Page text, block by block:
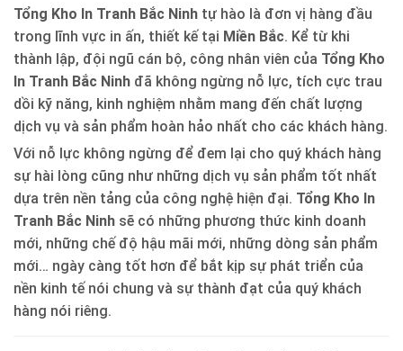
Tổng Kho In Tranh Bắc Ninh tự hào là đơn vị hàng đầu
trong lĩnh vực in ấn, thiết kế tại Miền Bắc. Kể từ khi
thành lập, đội ngũ cán bộ, công nhân viên của Tổng Kho
In Tranh Bắc Ninh đã không ngừng nỗ lực, tích cực trau
dồi kỹ năng, kinh nghiệm nhằm mang đến chất lượng
dịch vụ và sản phẩm hoàn hảo nhất cho các khách hàng.
Với nỗ lực không ngừng để đem lại cho quý khách hàng
sự hài lòng cũng như những dịch vụ sản phẩm tốt nhất
dựa trên nền tảng của công nghệ hiện đại. Tổng Kho In
Tranh Bắc Ninh sẽ có những phương thức kinh doanh
mới, những chế độ hậu mãi mới, những dòng sản phẩm
mới… ngày càng tốt hơn để bắt kịp sự phát triển của
nền kinh tế nói chung và sự thành đạt của quý khách
hàng nói riêng.